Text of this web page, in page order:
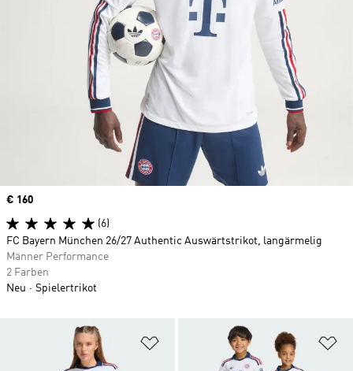
Zur Wunschliste hinzufügen
Price
€ 160
(6)
FC Bayern München 26/27 Authentic Auswärtstrikot, langärmelig
Männer Performance
2 Farben
Neu
Spielertrikot